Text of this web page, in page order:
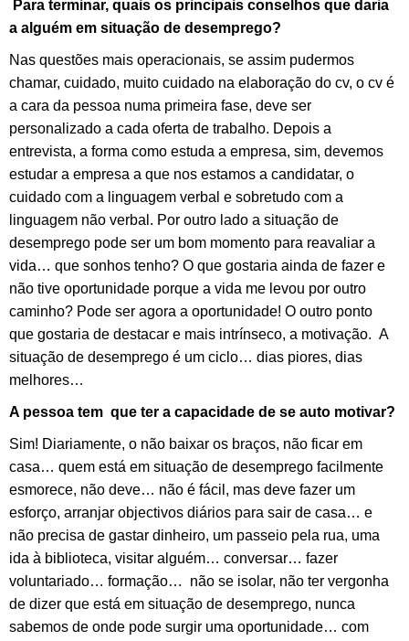
Para terminar, quais os principais conselhos que daria
a alguém em situação de desemprego?
Nas questões mais operacionais, se assim pudermos
chamar, cuidado, muito cuidado na elaboração do cv, o cv é
a cara da pessoa numa primeira fase, deve ser
personalizado a cada oferta de trabalho. Depois a
entrevista, a forma como estuda a empresa, sim, devemos
estudar a empresa a que nos estamos a candidatar, o
cuidado com a linguagem verbal e sobretudo com a
linguagem não verbal. Por outro lado a situação de
desemprego pode ser um bom momento para reavaliar a
vida… que sonhos tenho? O que gostaria ainda de fazer e
não tive oportunidade porque a vida me levou por outro
caminho? Pode ser agora a oportunidade! O outro ponto
que gostaria de destacar e mais intrínseco, a motivação. A
situação de desemprego é um ciclo… dias piores, dias
melhores…
A pessoa tem que ter a capacidade de se auto motivar?
Sim! Diariamente, o não baixar os braços, não ficar em
casa… quem está em situação de desemprego facilmente
esmorece, não deve… não é fácil, mas deve fazer um
esforço, arranjar objectivos diários para sair de casa… e
não precisa de gastar dinheiro, um passeio pela rua, uma
ida à biblioteca, visitar alguém… conversar… fazer
voluntariado… formação… não se isolar, não ter vergonha
de dizer que está em situação de desemprego, nunca
sabemos de onde pode surgir uma oportunidade… com